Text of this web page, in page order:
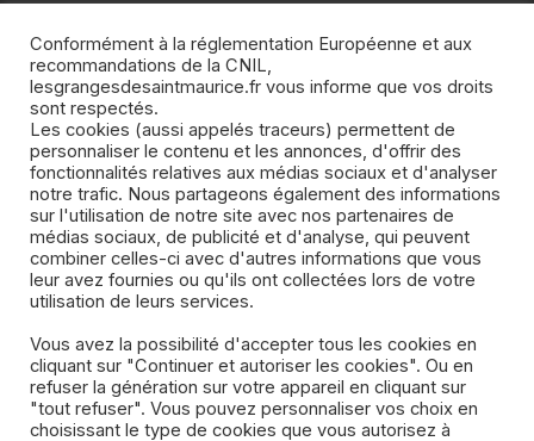
LES GRANGES DE SAINT MAURICE- UN GÎTE DE
CHARME AU PAYS DU LAC D’AIGUEBELETTE
LE GÎTE EN DÉTAILS
LES AVIS
QUI SOMMES NOUS?
COMMENT RÉSERVER NOTRE GITE EN SAVOIE?
GITE LES GRANGES DE SAINT MAURICE:
CONTACTEZ NOUS!
PROPOSITIONS DE BALLADES EN SAVOIE
QUELLES ACTIVITÉS PRATIQUER EN SAVOIE
Conformément à la réglementation Européenne et aux
recommandations de la CNIL,
lesgrangesdesaintmaurice.fr vous informe que vos droits
sont respectés.
Les cookies (aussi appelés traceurs) permettent de
personnaliser le contenu et les annonces, d'offrir des
fonctionnalités relatives aux médias sociaux et d'analyser
notre trafic. Nous partageons également des informations
sur l'utilisation de notre site avec nos partenaires de
médias sociaux, de publicité et d'analyse, qui peuvent
combiner celles-ci avec d'autres informations que vous
leur avez fournies ou qu'ils ont collectées lors de votre
utilisation de leurs services.
Vous avez la possibilité d'accepter tous les cookies en
cliquant sur "Continuer et autoriser les cookies". Ou en
refuser la génération sur votre appareil en cliquant sur
"tout refuser". Vous pouvez personnaliser vos choix en
choisissant le type de cookies que vous autorisez à